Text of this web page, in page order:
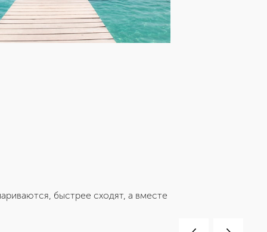
быстрее сходят, а вместе